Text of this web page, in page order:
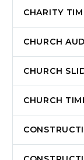
CHARITY
CHURCH
CHURCH
CHURCH